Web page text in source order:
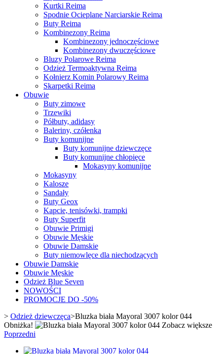
Kurtki Reima
Spodnie Ocieplane Narciarskie Reima
Buty Reima
Kombinezony Reima
Kombinezony jednoczęściowe
Kombinezony dwuczęściowe
Bluzy Polarowe Reima
Odzież Termoaktywna Reima
Kołnierz Komin Polarowy Reima
Skarpetki Reima
Obuwie
Buty zimowe
Trzewiki
Półbuty, adidasy
Baleriny, czółenka
Buty komunijne
Buty komunijne dziewczęce
Buty komunijne chłopięce
Mokasyny komunijne
Mokasyny
Kalosze
Sandały
Buty Geox
Kapcie, tenisówki, trampki
Buty Superfit
Obuwie Primigi
Obuwie Męskie
Obuwie Damskie
Buty niemowlęce dla niechodzących
Obuwie Damskie
Obuwie Męskie
Odzież Blue Seven
NOWOŚCI
PROMOCJE DO -50%
> Odzież dziewczęca>Bluzka biała Mayoral 3007 kolor 044
Obniżka!
Zobacz większe
Poprzedni